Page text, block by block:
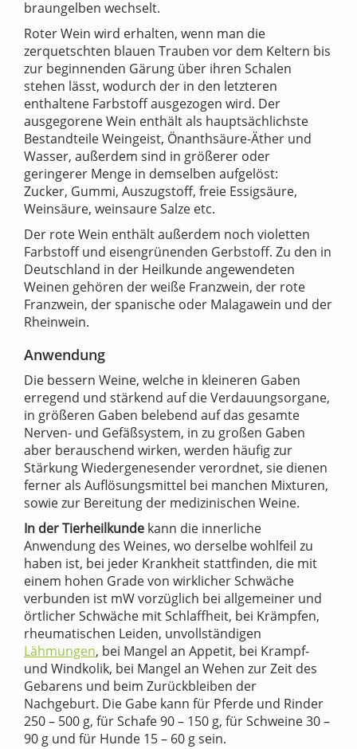
braungelben wechselt.
Roter Wein wird erhalten, wenn man die
zerquetschten blauen Trauben vor dem Keltern bis
zur beginnenden Gärung über ihren Schalen
stehen lässt, wodurch der in den letzteren
enthaltene Farbstoff ausgezogen wird. Der
ausgegorene Wein enthält als hauptsächlichste
Bestandteile Weingeist, Önanthsäure-Äther und
Wasser, außerdem sind in größerer oder
geringerer Menge in demselben aufgelöst:
Zucker, Gummi, Auszugstoff, freie Essigsäure,
Weinsäure, weinsaure Salze etc.
Der rote Wein enthält außerdem noch violetten
Farbstoff und eisengrünenden Gerbstoff. Zu den in
Deutschland in der Heilkunde angewendeten
Weinen gehören der weiße Franzwein, der rote
Franzwein, der spanische oder Malagawein und der
Rheinwein.
Anwendung
Die bessern Weine, welche in kleineren Gaben
erregend und stärkend auf die Verdauungsorgane,
in größeren Gaben belebend auf das gesamte
Nerven- und Gefäßsystem, in zu großen Gaben
aber berauschend wirken, werden häufig zur
Stärkung Wiedergenesender verordnet, sie dienen
ferner als Auflösungsmittel bei manchen Mixturen,
sowie zur Bereitung der medizinischen Weine.
In der Tierheilkunde kann die innerliche
Anwendung des Weines, wo derselbe wohlfeil zu
haben ist, bei jeder Krankheit stattfinden, die mit
einem hohen Grade von wirklicher Schwäche
verbunden ist mW vorzüglich bei allgemeiner und
örtlicher Schwäche mit Schlaffheit, bei Krämpfen,
rheumatischen Leiden, unvollständigen
Lähmungen, bei Mangel an Appetit, bei Krampf-
und Windkolik, bei Mangel an Wehen zur Zeit des
Gebarens und beim Zurückbleiben der
Nachgeburt. Die Gabe kann für Pferde und Rinder
250 – 500 g, für Schafe 90 – 150 g, für Schweine 30 –
90 g und für Hunde 15 – 60 g sein.